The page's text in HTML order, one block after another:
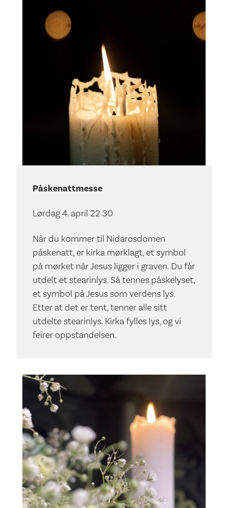
Påskenattmesse
Lørdag 4. april 22.30
Når du kommer til Nidarosdomen
påskenatt, er kirka mørklagt, et symbol
på mørket når Jesus ligger i graven. Du får
utdelt et stearinlys. Så tennes påskelyset,
et symbol på Jesus som verdens lys.
Etter at det er tent, tenner alle sitt
utdelte stearinlys. Kirka fylles lys, og vi
feirer oppstandelsen.